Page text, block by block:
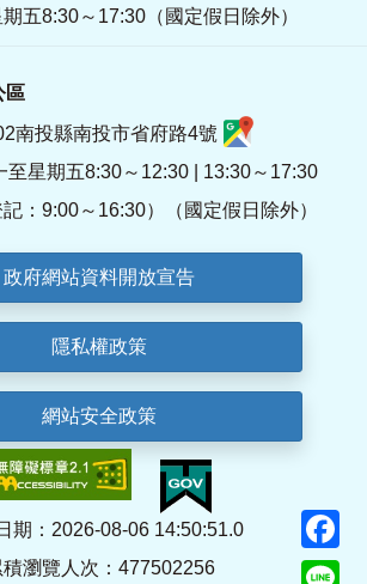
五8:30～17:30（國定假日除外）
區
南投縣南投市省府路4號
至星期五8:30～12:30 | 13:30～17:30
記：9:00～16:30）（國定假日除外）
政府網站資料開放宣告
隱私權政策
網站安全政策
期：2026-08-06 14:50:51.0
積瀏覽人次：477502256